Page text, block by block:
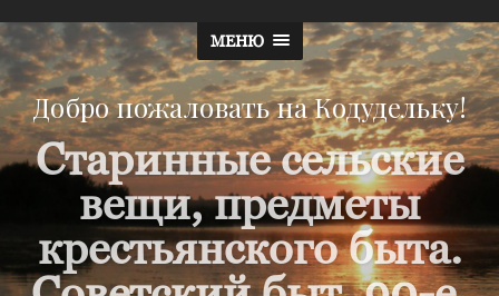
МЕНЮ
Добро пожаловать на Кодудельку!
Старинные сельские
вещи, предметы
крестьянского быта.